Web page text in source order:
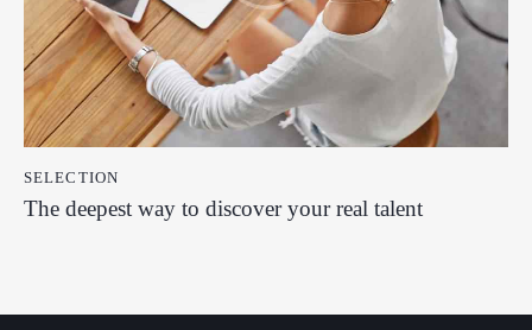
SELECTION
The deepest way to discover your real talent